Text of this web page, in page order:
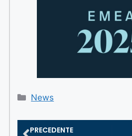
News
PRECEDENTE